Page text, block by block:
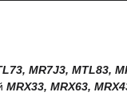
MR7J3, MTL83,
MRX33, MRX63,